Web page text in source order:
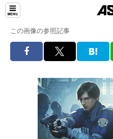
この画像の参照記事